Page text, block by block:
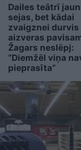
Dailes teātrī
sejas, bet kādai
zvaigznei durvis
aizveras
Žagars neslēpj:
“Diemžēl viņa
pieprasīta”